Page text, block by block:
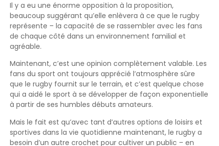
Il y a eu une énorme opposition à la proposition,
beaucoup suggérant qu’elle enlèvera à ce que le rugby
représente – la capacité de se rassembler avec les fans
de chaque côté dans un environnement familial et
agréable.
Maintenant, c’est une opinion complètement valable. Les
fans du sport ont toujours apprécié l’atmosphère sûre
que le rugby fournit sur le terrain, et c’est quelque chose
qui a aidé le sport à se développer de façon exponentielle
à partir de ses humbles débuts amateurs.
Mais le fait est qu’avec tant d’autres options de loisirs et
sportives dans la vie quotidienne maintenant, le rugby a
besoin d’un autre crochet pour cultiver un public – en